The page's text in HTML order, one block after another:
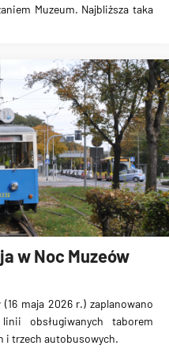
Muzeum. Najbliższa taka
w Noc Muzeów
maja 2026 r.) zaplanowano
obsługiwanych taborem
i trzech autobusowych.